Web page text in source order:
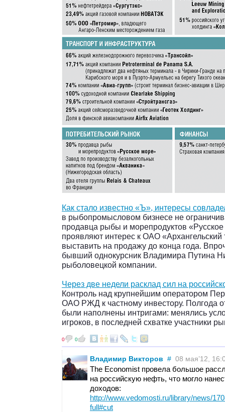
Как стало известно «Ъ», интересы
в рыбопромысловом бизнесе не
продавца рыбы и морепродуктов
проявляют интерес к ОАО «Архангельский
выставить на продажу до конца года.
бывший однокурсник Владимира Путина
рыболовецкой компании.
Через две недели расклад сил на
Контроль над крупнейшим оператором
ОАО РЖД к частному инвестору. Полгода
были наполнены интригами: менялись
игроков, в последней схватке участники
0 0
Владимир Викторов # 08 мая’12,
The Economist провела большое
на российскую нефть, что могло
доходов:
http://www.vedomosti.ru/library/news/
full#cut